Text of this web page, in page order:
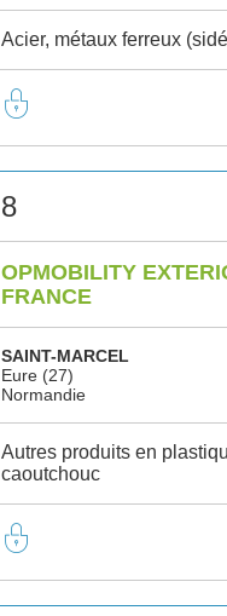
Acier, métaux ferreux
8
OPMOBILITY
FRANCE
SAINT-MARCEL
Eure (27)
Normandie
Autres produits en
caoutchouc